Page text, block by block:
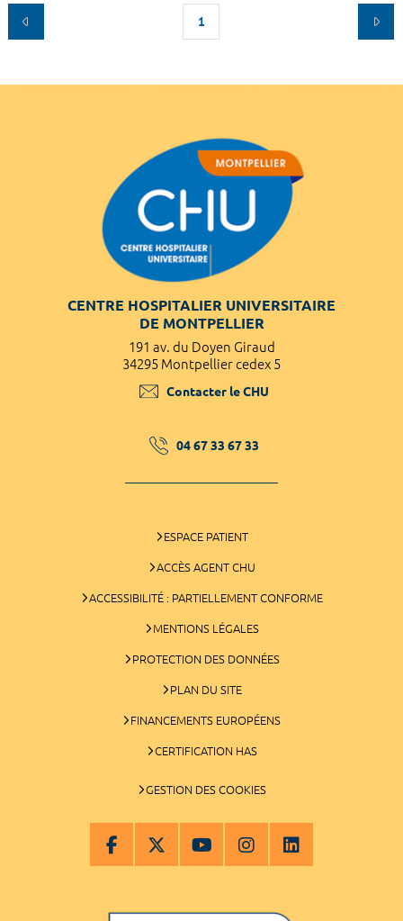
1
CENTRE HOSPITALIER UNIVERSITAIRE
DE MONTPELLIER
191 av. du Doyen Giraud
34295 Montpellier cedex 5
Contacter le CHU
04 67 33 67 33
ESPACE PATIENT
ACCÈS AGENT CHU
ACCESSIBILITÉ : PARTIELLEMENT CONFORME
MENTIONS LÉGALES
PROTECTION DES DONNÉES
PLAN DU SITE
FINANCEMENTS EUROPÉENS
CERTIFICATION HAS
GESTION DES COOKIES